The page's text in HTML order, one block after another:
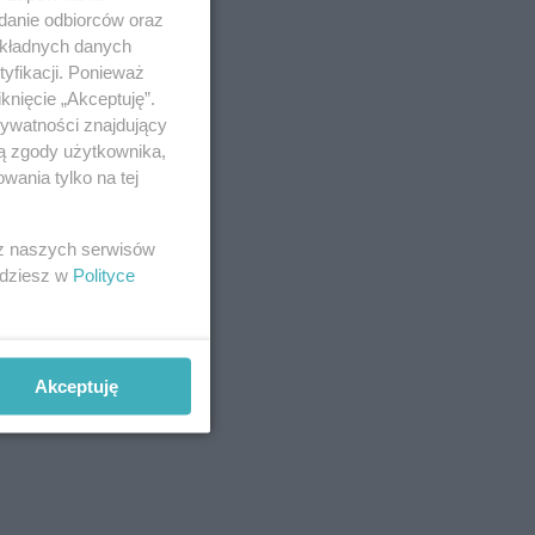
w
nie
odbiorców oraz
danych
Ponieważ
„Akceptuję”.
znajdujący
zgody użytkownika,
tylko na tej
naszych serwisów
w Polityce
Akceptuję